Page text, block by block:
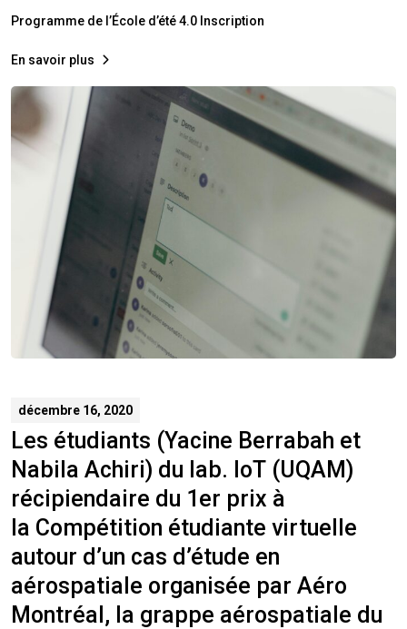
Programme de l’École d’été 4.0 Inscription
En savoir plus
décembre 16, 2020
Les étudiants (Yacine Berrabah et
Nabila Achiri) du lab. IoT (UQAM)
récipiendaire du 1er prix à
la Compétition étudiante virtuelle
autour d’un cas d’étude en
aérospatiale organisée par Aéro
Montréal, la grappe aérospatiale du